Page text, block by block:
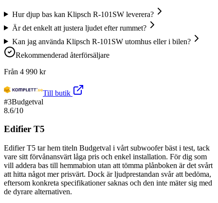
Hur djup bas kan Klipsch R-101SW leverera?
Är det enkelt att justera ljudet efter rummet?
Kan jag använda Klipsch R-101SW utomhus eller i bilen?
Rekommenderad återförsäljare
Från 4 990 kr
Till butik
#3Budgetval
8.6/10
Edifier T5
Edifier T5 tar hem titeln Budgetval i vårt subwoofer bäst i test, tack
vare sitt förvånansvärt låga pris och enkel installation. För dig som
vill addera bas till hemmabion utan att tömma plånboken är det svårt
att hitta något mer prisvärt. Dock är ljudprestandan svår att bedöma,
eftersom konkreta specifikationer saknas och den inte mäter sig med
de dyrare alternativen.